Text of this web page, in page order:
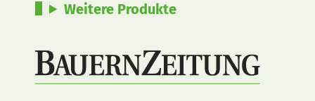
Weitere Produkte